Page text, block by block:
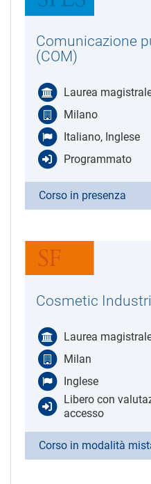
Comunicazione
(COM)
Laurea
Milano
Italiano, Inglese
Programmato
Corso in presenza
Cosmetic
Laurea
Milan
Inglese
Libero con
accesso
Corso in modalità